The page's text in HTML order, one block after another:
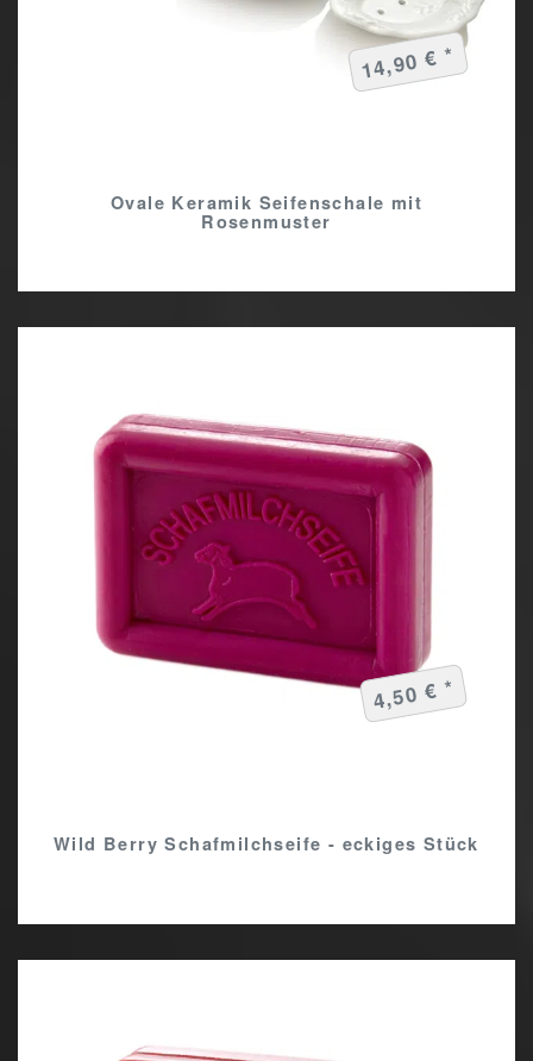
Ovale Keramik Seifenschale mit
Rosenmuster
14,90 € *
Wild Berry Schafmilchseife - eckiges Stück
4,50 € *